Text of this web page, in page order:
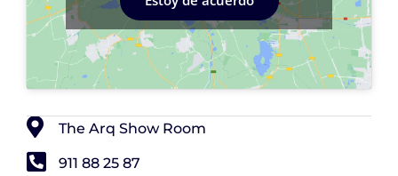
The Arq Show Room
911 88 25 87